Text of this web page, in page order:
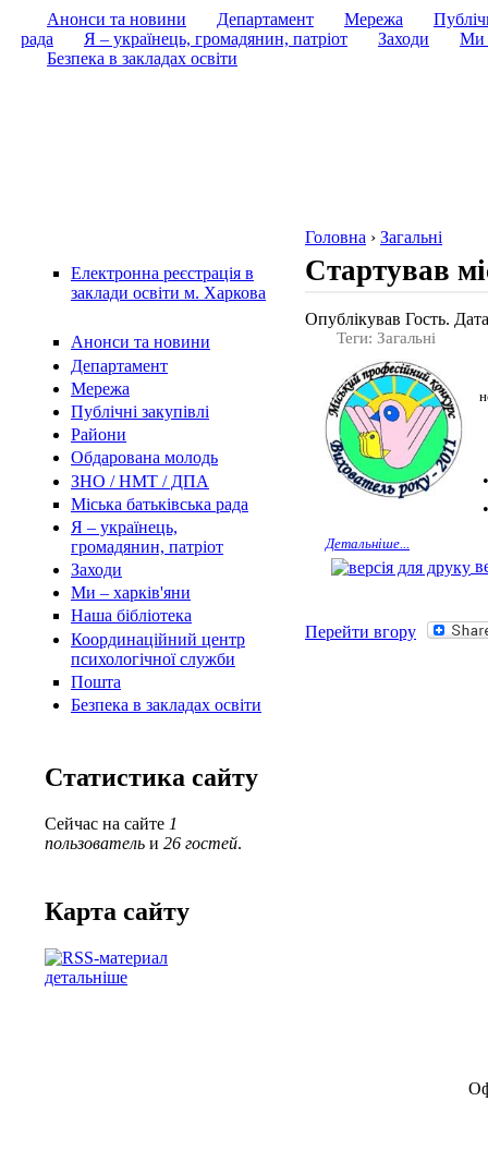
Анонси та новини Департамент Мережа
рада
Я – українець, громадянин, патріот Заходи
Ми
Безпека в закладах освіти
Електронна реєстрація в
заклади освіти м. Харкова
Анонси та новини
Департамент
Мережа
Публічні закупівлі
Райони
Обдарована молодь
ЗНО / НМТ / ДПА
Міська батьківська рада
Я – українець,
громадянин, патріот
Заходи
Ми – харків'яни
Наша бібліотека
Координаційний центр
психологічної служби
Пошта
Безпека в закладах освіти
Статистика сайту
Сейчас на сайте 1
пользователь и 26 гостей.
Карта сайту
детальніше
Головна › Загальні
Стартував
Опублікував Гость.
Теги: Загальні
•
Детальніше...
Перейти вгору